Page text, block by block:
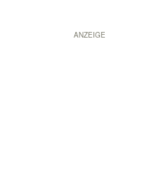
ANZEIGE